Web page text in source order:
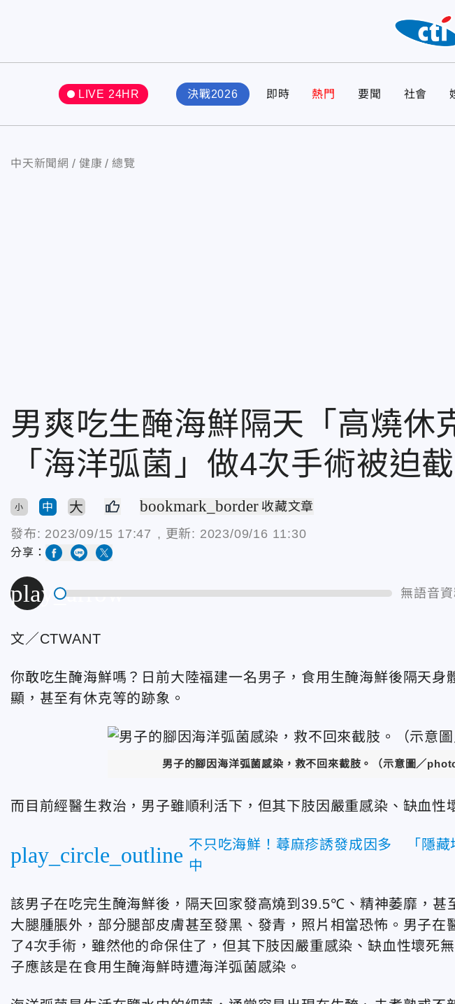
LIVE 24HR 決戰2026 即時 熱門 要聞 社會
中天新聞網 健康 總覽
男爽吃生醃海鮮隔天「高燒
「海洋弧菌」做4次手術被迫截
小 中 大 bookmark_border 收藏文章
發布: 2023/09/15 17:47 , 更新: 2023/09/16 11:30
分享：
play_arrow 無語音
文／CTWANT
你敢吃生醃海鮮嗎？日前大陸福建一名男子，食用生醃海鮮後隔天身
顯，甚至有休克等的跡象。
男子的腳因海洋弧菌感染，救不回來截肢。（示意圖／
而目前經醫生救治，男子雖順利活下，但其下肢因嚴重感染、缺血性
play_circle_outline 不只吃海鮮！蕁麻疹誘發成因多 「隱藏
中
該男子在吃完生醃海鮮後，隔天回家發高燒到39.5℃、精神萎靡，甚
大腿腫脹外，部分腿部皮膚甚至發黑、發青，照片相當恐怖。男子在
了4次手術，雖然他的命保住了，但其下肢因嚴重感染、缺血性壞死
子應該是在食用生醃海鮮時遭海洋弧菌感染。